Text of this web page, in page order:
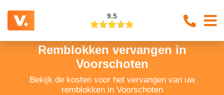
9.5
Remblokken vervangen in
Voorschoten
Bekijk de kosten voor het vervangen van uw
remblokken in Voorschoten